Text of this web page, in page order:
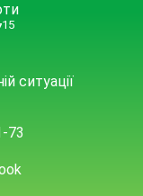
15
ситуації
73